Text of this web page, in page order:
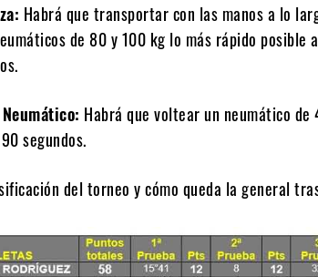
Habrá que transportar con las manos a lo
de 80 y 100 kg lo más rápido posible
Habrá que voltear un neumático
segundos.
del torneo y cómo queda la general